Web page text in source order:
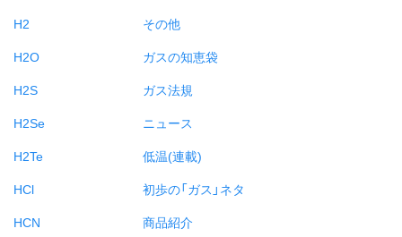
H2
H2O
H2S
H2Se
H2Te
HCl
HCN
その他
ガスの知恵袋
ガス法規
ニュース
低温(連載)
初歩の「ガス」ネタ
商品紹介